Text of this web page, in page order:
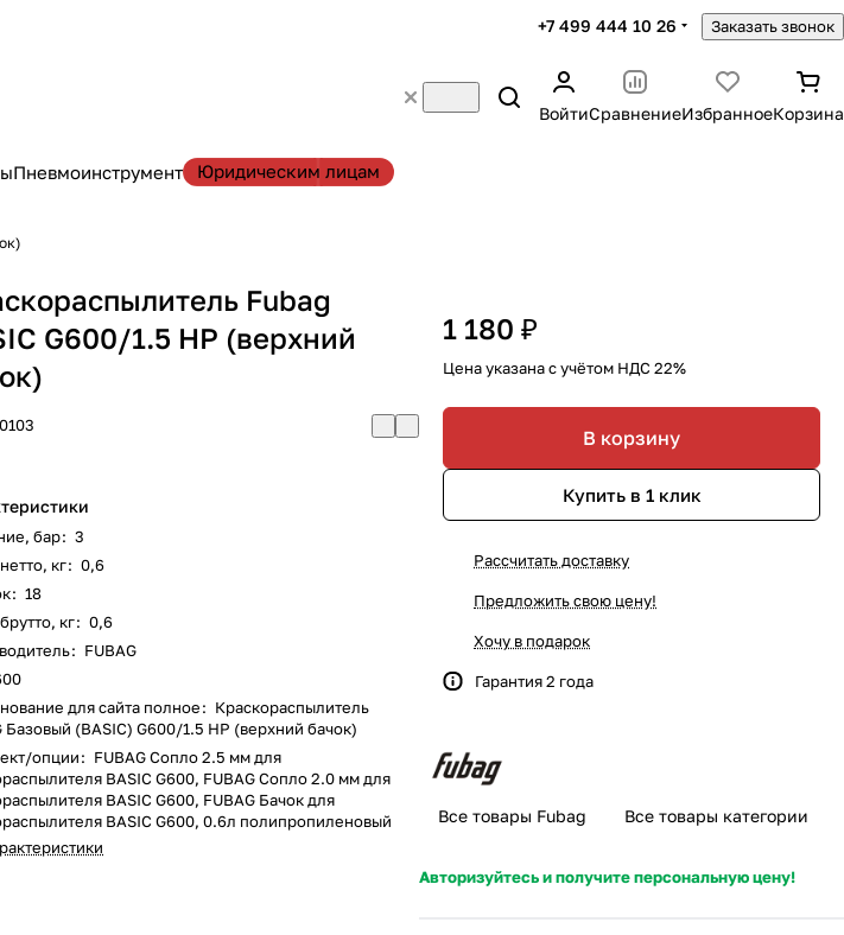
+7 499 444 10 26 Заказать звонок
ВойтиСравнениеИзбранноеКорзина
Пневмоинструмент Юридическим лицам
Fubag
G600/1.5 HP (верхний
бар: 3
кг: 0,6
: 18
кг: 0,6
: FUBAG
для сайта полное: Краскораспылитель
Базовый (BASIC) G600/1.5 HP (верхний бачок)
опции: FUBAG Сопло 2.5 мм для
BASIC G600, FUBAG Сопло 2.0 мм для
BASIC G600, FUBAG Бачок для
BASIC G600, 0.6л полипропиленовый
1 180 ₽
Цена указана с учётом НДС 22%
В корзину
Купить в 1 клик
Рассчитать доставку
Предложить свою цену!
Хочу в подарок
Гарантия 2 года
Все товары Fubag Все товары категории
Авторизуйтесь и получите персональную цену!